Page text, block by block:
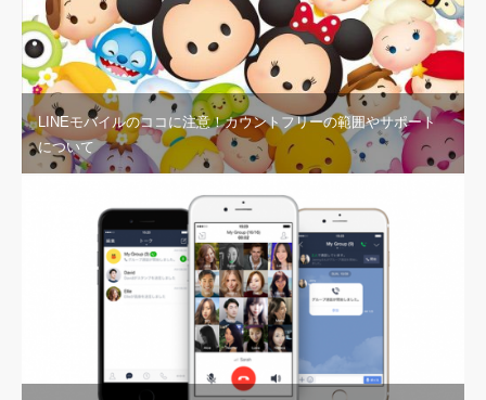
LINEモバイルのココに注意！カウントフリーの範囲やサポート
について